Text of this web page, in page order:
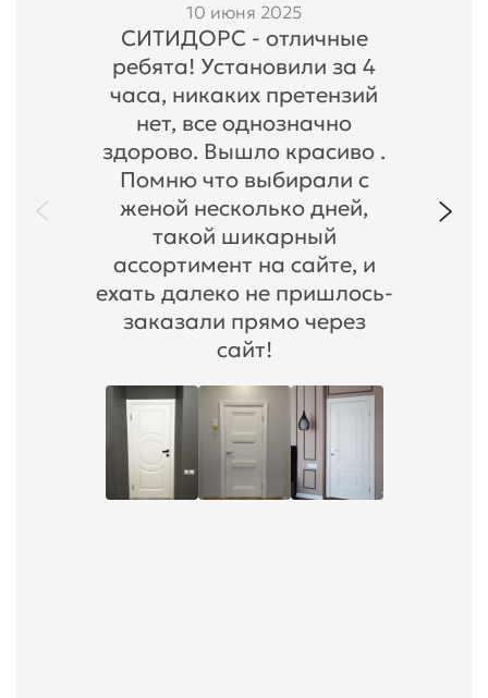
10 июня 2025
СИТИДОРС - отличные
ребята! Установили за 4
часа, никаких претензий
нет, все однозначно
здорово. Вышло красиво .
Помню что выбирали с
женой несколько дней,
такой шикарный
ассортимент на сайте, и
ехать далеко не пришлось-
заказали прямо через
сайт!